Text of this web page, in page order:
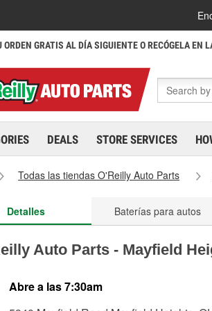
ORDEN GRATIS AL DÍA SIGUIENTE O RECÓGELA EN
DEALS STORE SERVICES
Todas las tiendas O'Reilly Auto Parts
Detalles Baterías para autos
Auto Parts - Mayfield
Abre a las 7:30am